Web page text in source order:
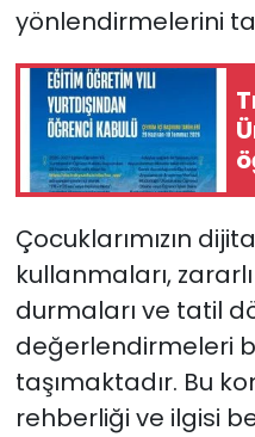
yönlendirmelerini
Çocuklarımızın
kullanmaları,
durmaları ve tatil
değerlendirmeleri
taşımaktadır. Bu
rehberliği ve ilgisi